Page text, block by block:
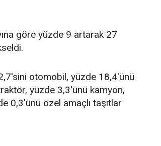
göre yüzde 9 artarak 27
otomobil, yüzde 18,4'ünü
yüzde 3,3'ünü kamyon,
0,3'ünü özel amaçlı taşıtlar